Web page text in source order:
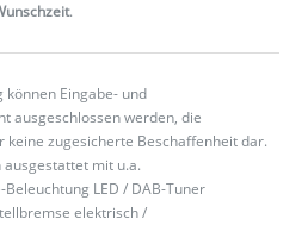
.
Eingabe- und
ausgeschlossen werden, die
keine zugesicherte Beschaffenheit dar.
ausgestattet mit u.a.
LED / DAB-Tuner
elektrisch /